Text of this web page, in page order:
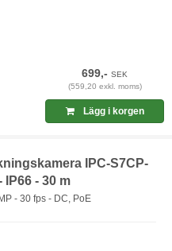
699,-SEK
(559,20 exkl. moms)
Lägg i korgen
IPC-S7CP-
IP66 - 30 m
- 30 fps - DC, PoE